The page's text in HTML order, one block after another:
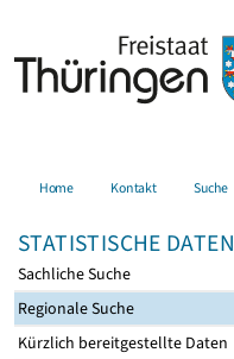
Home Kontakt Suche
STATISTISCHE DATEN
Sachliche Suche
Regionale Suche
Kürzlich bereitgestellte Daten